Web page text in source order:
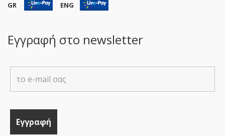
GR ENG
Εγγραφή στο newsletter